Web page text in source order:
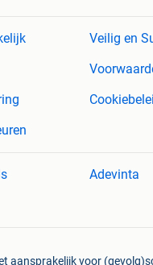
Veilig en
Adevinta
aansprakelijk voor